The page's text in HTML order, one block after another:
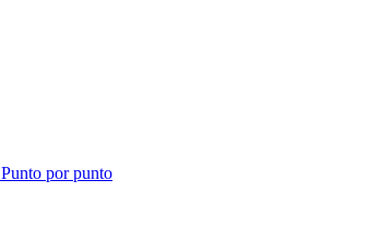
Punto por punto